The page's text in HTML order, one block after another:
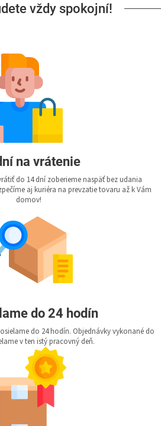
vždy spokojní!
na vrátenie
do 14 dní zoberieme naspäť bez udania
aj kuriéra na prevzatie tovaru až k Vám
domov!
do 24 hodín
do 24 hodín. Objednávky vykonané do
v ten istý pracovný deň.